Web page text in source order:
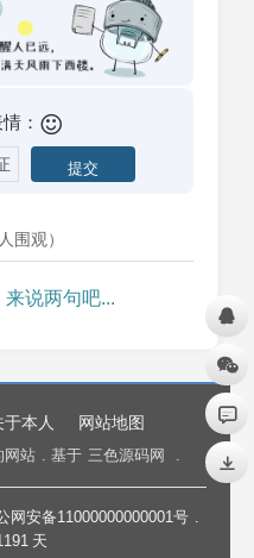
：
人围观）
说两句吧...
于本人 网站地图
网站 . 基于 三色源码网 .
网安备11000000000001号
天